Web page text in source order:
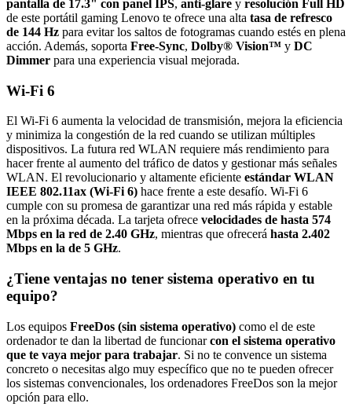
pantalla de 17.3" con panel IPS, anti-glare y resolución Full HD
de este portátil gaming Lenovo te ofrece una alta tasa de refresco
de 144 Hz para evitar los saltos de fotogramas cuando estés en plena
acción. Además, soporta Free-Sync, Dolby® Vision™ y DC
Dimmer para una experiencia visual mejorada.
Wi-Fi 6
El Wi-Fi 6 aumenta la velocidad de transmisión, mejora la eficiencia
y minimiza la congestión de la red cuando se utilizan múltiples
dispositivos. La futura red WLAN requiere más rendimiento para
hacer frente al aumento del tráfico de datos y gestionar más señales
WLAN. El revolucionario y altamente eficiente estándar WLAN
IEEE 802.11ax (Wi-Fi 6) hace frente a este desafío. Wi-Fi 6
cumple con su promesa de garantizar una red más rápida y estable
en la próxima década. La tarjeta ofrece velocidades de hasta 574
Mbps en la red de 2.40 GHz, mientras que ofrecerá hasta 2.402
Mbps en la de 5 GHz.
¿Tiene ventajas no tener sistema operativo en tu
equipo?
Los equipos FreeDos (sin sistema operativo) como el de este
ordenador te dan la libertad de funcionarcon el sistema operativo
que te vaya mejor para trabajar. Si no te convence un sistema
concreto o necesitas algo muy específico que no te pueden ofrecer
los sistemas convencionales, los ordenadores FreeDos son la mejor
opción para ello.